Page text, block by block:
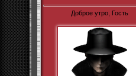
Доброе утро, Гость